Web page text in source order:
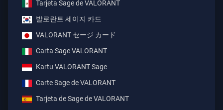
Tarjeta Sage de VALORANT
발로란트 세이지 카드
VALORANT セージ カード
Carta Sage VALORANT
Kartu VALORANT Sage
Carte Sage de VALORANT
Tarjeta de Sage de VALORANT